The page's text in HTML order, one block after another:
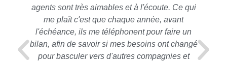
agents sont très aimables et à l'écoute. Ce qui
me plaît c'est que chaque année, avant
l'échéance, ils me téléphonent pour faire un
bilan, afin de savoir si mes besoins ont changé
pour basculer vers d'autres compagnies et